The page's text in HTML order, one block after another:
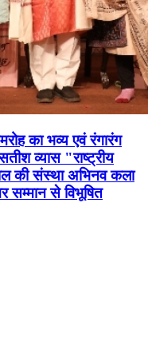
का भव्य एवं रंगारंग
व्यास "राष्ट्रीय
की संस्था अभिनव कला
सम्मान से विभूषित